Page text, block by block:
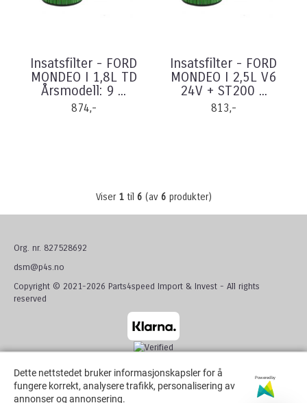
Insatsfilter - FORD
MONDEO I 1,8L TD
Årsmodell: 9 ...
874,-
Insatsfilter - FORD
MONDEO I 2,5L V6
24V + ST200 ...
813,-
Viser 1til 6 (av 6 produkter)
Org. nr. 827528692
dsm@p4s.no
Copyright © 2021-2026 Parts4speed Import & Invest - All rights
reserved
Dette nettstedet bruker informasjonskapsler for å
fungere korrekt, analysere trafikk, personalisering av
annonser og annonsering.
Powered by
Dette nettstedet bruker informasjonskapsler for å
fungere korrekt, analysere trafikk, personalisering av
annonser og annonsering.
Powered by